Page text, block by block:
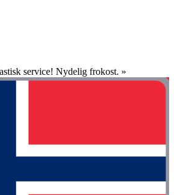
service! Nydelig frokost. »